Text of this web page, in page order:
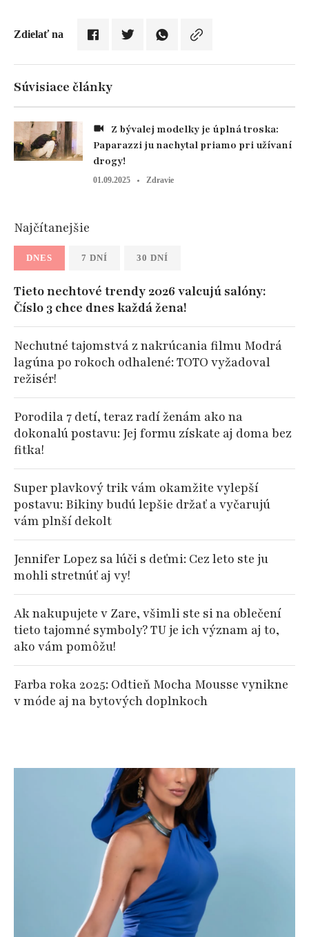
Zdielať na
Súvisiace články
Paparazzi ju nachytal priamo pri užívaní
drogy!
01.09.2025 Zdravie
Najčítanejšie
DNES 7 DNÍ 30 DNÍ
Tieto nechtové trendy 2026 valcujú salóny:
Číslo 3 chce dnes každá žena!
Nechutné tajomstvá z nakrúcania filmu Modrá
lagúna po rokoch odhalené: TOTO vyžadoval
režisér!
Porodila 7 detí, teraz radí ženám ako na
dokonalú postavu: Jej formu získate aj doma bez
fitka!
Super plavkový trik vám okamžite vylepší
postavu: Bikiny budú lepšie držať a vyčarujú
vám plnší dekolt
Jennifer Lopez sa lúči s deťmi: Cez leto ste ju
mohli stretnúť aj vy!
Ak nakupujete v Zare, všimli ste si na oblečení
tieto tajomné symboly? TU je ich význam aj to,
ako vám pomôžu!
Farba roka 2025: Odtieň Mocha Mousse vynikne
v móde aj na bytových doplnkoch